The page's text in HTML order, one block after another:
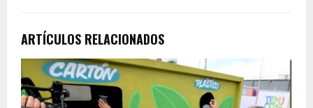
ARTÍCULOS RELACIONADOS